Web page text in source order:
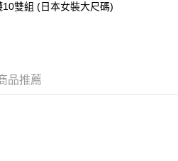
或以上免運費
雙組 (日本女裝大尺碼)
品推薦